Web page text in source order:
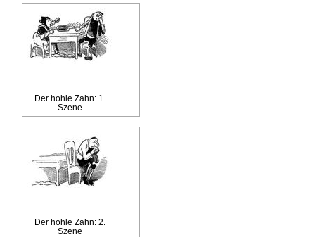
Der hohle Zahn: 1.
Szene
Der hohle Zahn: 2.
Szene